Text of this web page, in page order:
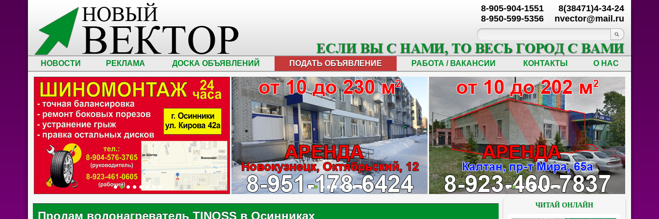
8(38471)4-34-24
nvector@mail.ru
8-905-904-1551
8-950-599-5356
НОВОСТИ РЕКЛАМА ДОСКА ОБЪЯВЛЕНИЙ ПОДАТЬ ОБЪЯВЛЕНИЕ РАБОТА / ВАКАНСИИ КОНТАКТЫ О НАС
Продам водонагреватель TINOSS в Осинниках
ЧИТАЙ ОНЛАЙН